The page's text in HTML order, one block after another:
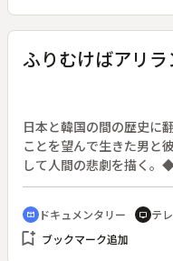
休和尚像、一休和尚坐像
◆【その他】華叟禅師木
寺〕、一休骸骨〔龍谷大学
ふりむけばアリラ
日本と韓国の間の歴史に
ことを望んで生きた男と
して人間の悲劇を描く。
う帰化人。父は李容九と
見て親日団体を組織して
理想と異なる植民地化へ
国奴の烙印を押されてし
cinematic_blur ドキュメンタリー tv テ
bookmark_add ブックマーク追加